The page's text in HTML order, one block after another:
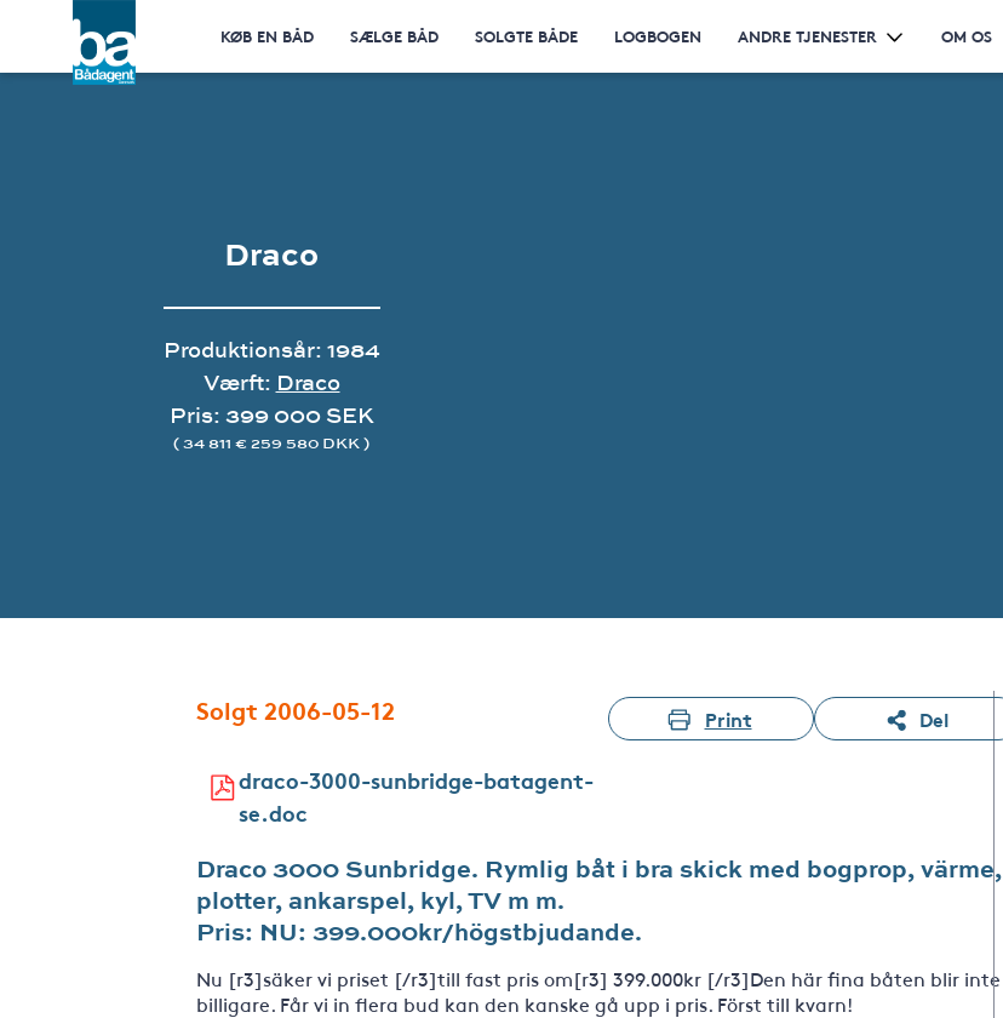
KØB EN BÅD SÆLGE BÅD SOLGTE BÅDE LOGBOGEN ANDRE TJENESTER OM OS
Draco
Produktionsår: 1984
Værft: Draco
Pris: 399 000 SEK
( 34 811 € 259 580 DKK )
Solgt 2006-05-12 Print Del
draco-3000-sunbridge-batagent-
se.doc
Draco 3000 Sunbridge. Rymlig båt i bra skick med bogprop, värme,
plotter, ankarspel, kyl, TV m m.
Pris: NU: 399.000kr/högstbjudande.
Nu [r3]säker vi priset [/r3]till fast pris om[r3] 399.000kr [/r3]Den här fina båten blir inte
billigare. Får vi in flera bud kan den kanske gå upp i pris. Först till kvarn!